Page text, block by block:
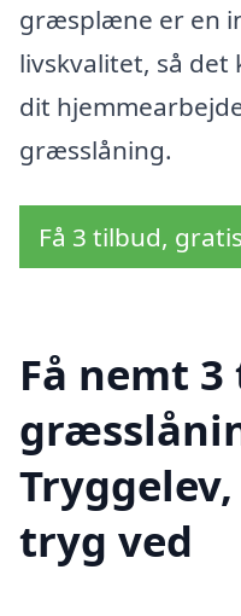
græsplæne er en
livskvalitet, så det
dit
græsslåning.
Få 3 tilbud,
Få nemt
tryg ved